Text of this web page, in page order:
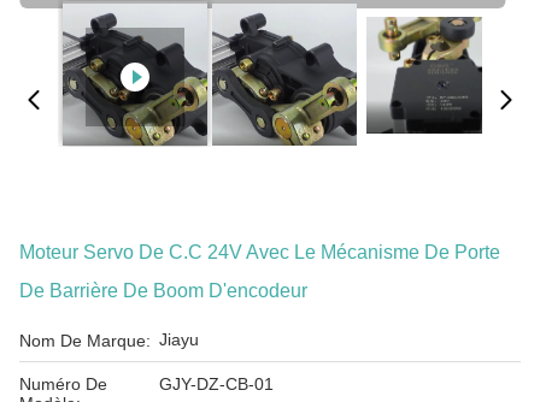
Moteur Servo De C.C 24V Avec Le Mécanisme De Porte
De Barrière De Boom D'encodeur
Nom De Marque: Jiayu
Numéro De
GJY-DZ-CB-01